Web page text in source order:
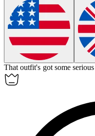
That outfit's got some serious